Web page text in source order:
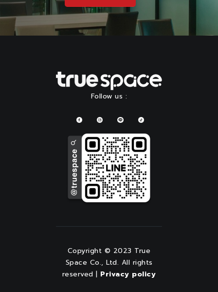
Follow us :
Copyright © 2023 True
Space Co., Ltd. All rights
reserved | Privacy policy